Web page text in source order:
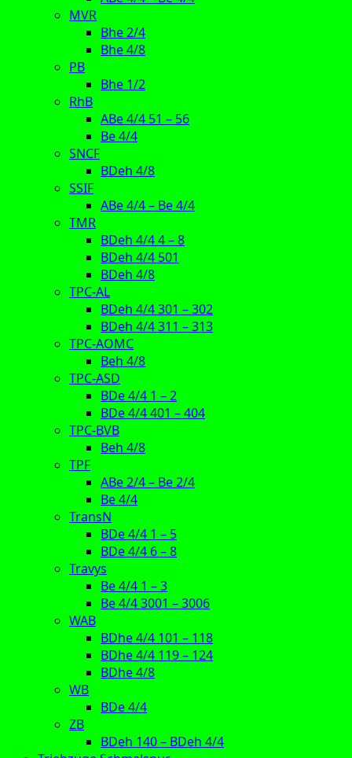
MVR
Bhe 2/4
Bhe 4/8
PB
Bhe 1/2
RhB
ABe 4/4 51 – 56
Be 4/4
SNCF
BDeh 4/8
SSIF
ABe 4/4 – Be 4/4
TMR
BDeh 4/4 4 – 8
BDeh 4/4 501
BDeh 4/8
TPC-AL
BDeh 4/4 301 – 302
BDeh 4/4 311 – 313
TPC-AOMC
Beh 4/8
TPC-ASD
BDe 4/4 1 – 2
BDe 4/4 401 – 404
TPC-BVB
Beh 4/8
TPF
ABe 2/4 – Be 2/4
Be 4/4
TransN
BDe 4/4 1 – 5
BDe 4/4 6 – 8
Travys
Be 4/4 1 – 3
Be 4/4 3001 – 3006
WAB
BDhe 4/4 101 – 118
BDhe 4/4 119 – 124
BDhe 4/8
WB
BDe 4/4
ZB
BDeh 140 – BDeh 4/4